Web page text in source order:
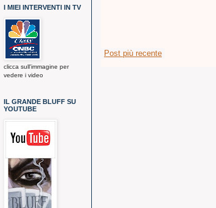
Post più recente
I MIEI INTERVENTI IN TV
clicca sull'immagine per
vedere i video
IL GRANDE BLUFF SU
YOUTUBE